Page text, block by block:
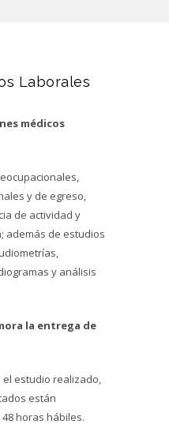
Laborales
médicos
y de egreso,
de actividad y
además de estudios
y análisis
la entrega de
estudio realizado,
están
horas hábiles.